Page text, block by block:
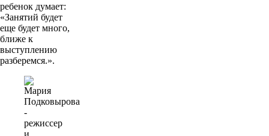
ребенок думает:
«Занятий будет
еще будет много,
ближе к
выступлению
разберемся.».